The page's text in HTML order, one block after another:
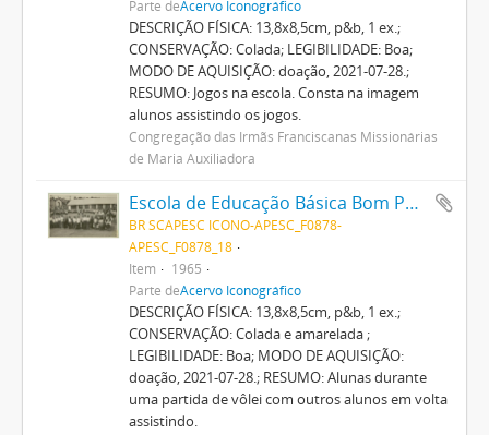
Parte deAcervo Iconográfico
DESCRIÇÃO FÍSICA: 13,8x8,5cm, p&b, 1 ex.;
CONSERVAÇÃO: Colada; LEGIBILIDADE: Boa;
MODO DE AQUISIÇÃO: doação, 2021-07-28.;
RESUMO: Jogos na escola. Consta na imagem
alunos assistindo os jogos.
Congregação das Irmãs Franciscanas Missionárias
de Maria Auxiliadora
Escola de Educação Básica Bom Pastor
BR SCAPESC ICONO-APESC_F0878-
APESC_F0878_18
Item
1965
Parte deAcervo Iconográfico
DESCRIÇÃO FÍSICA: 13,8x8,5cm, p&b, 1 ex.;
CONSERVAÇÃO: Colada e amarelada ;
LEGIBILIDADE: Boa; MODO DE AQUISIÇÃO:
doação, 2021-07-28.; RESUMO: Alunas durante
uma partida de vôlei com outros alunos em volta
assistindo.